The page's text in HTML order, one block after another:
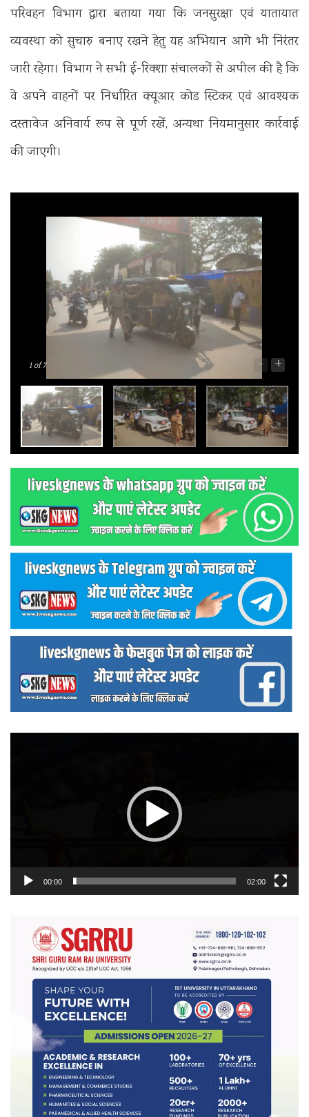
परिवहन विभाग द्वारा बताया गया कि जनसुरक्षा एवं यातायात
व्यवस्था को सुचारु बनाए रखने हेतु यह अभियान आगे भी निरंतर
जारी रहेगा। विभाग ने सभी ई-रिक्शा संचालकों से अपील की है कि
वे अपने वाहनों पर निर्धारित क्यूआर कोड स्टिकर एवं आवश्यक
दस्तावेज अनिवार्य रूप से पूर्ण रखें, अन्यथा नियमानुसार कार्रवाई
की जाएगी।
1of 7 - +
00:00 02:00